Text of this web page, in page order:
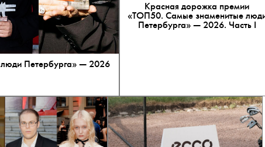
Петербурга» — 2026
Красная дорожка премии
«ТОП50. Самые знаменитые
Петербурга» — 2026. Часть I